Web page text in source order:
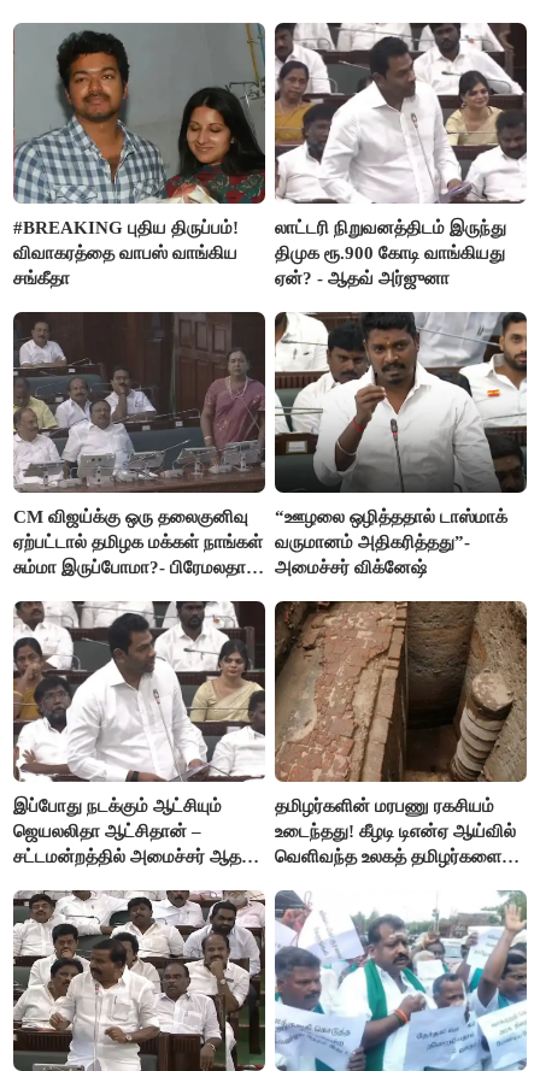
#BREAKING புதிய திருப்பம்!
விவாகரத்தை வாபஸ் வாங்கிய
சங்கீதா
லாட்டரி நிறுவனத்திடம் இருந்து
திமுக ரூ.900 கோடி வாங்கியது
ஏன்? - ஆதவ் அர்ஜுனா
CM விஜய்க்கு ஒரு தலைகுனிவு
ஏற்பட்டால் தமிழக மக்கள் நாங்கள்
சும்மா இருப்போமா?- பிரேமலதா
“ஊழலை ஒழித்ததால் டாஸ்மாக்
வருமானம் அதிகரித்தது”-
அமைச்சர் விக்னேஷ்
இப்போது நடக்கும் ஆட்சியும்
ஜெயலலிதா ஆட்சிதான் –
சட்டமன்றத்தில் அமைச்சர் ஆதவ்
தமிழர்களின் மரபணு ரகசியம்
உடைந்தது! கீழடி டிஎன்ஏ ஆய்வில்
வெளிவந்த உலகத் தமிழர்களை